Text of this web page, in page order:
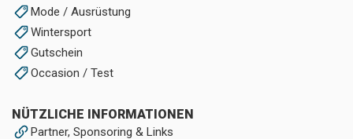
Mode / Ausrüstung
Wintersport
Gutschein
Occasion / Test
NÜTZLICHE INFORMATIONEN
Partner, Sponsoring & Links